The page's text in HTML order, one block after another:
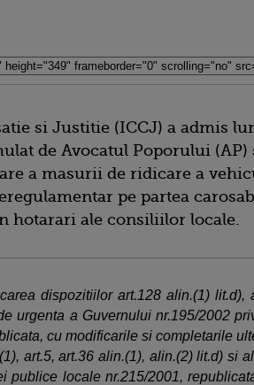
si Justitie (ICCJ) a admis
de Avocatul Poporului (AP)
a masurii de ridicare a
pe partea
hotarari ale consiliilor locale.
dispozitiilor art.128 alin.(1) lit.d),
urgenta a Guvernului nr.195/2002
cu modificarile si completarile
art.5, art.36 alin.(1), alin.(2) lit.d) si
publice locale nr.215/2001,